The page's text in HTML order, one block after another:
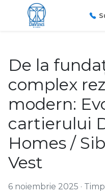
De la
complex
modern:
cartierului
Homes /
Vest
6 noiembrie 2025 ·